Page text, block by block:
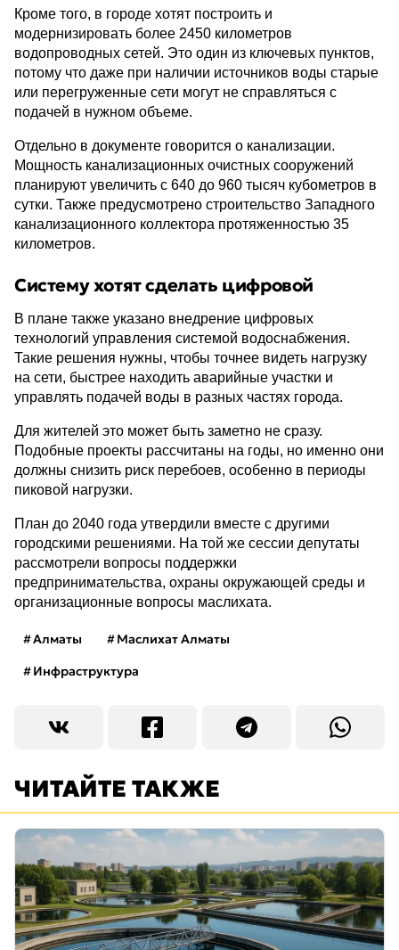
Кроме того, в городе хотят построить и
модернизировать более 2450 километров
водопроводных сетей. Это один из ключевых пунктов,
потому что даже при наличии источников воды старые
или перегруженные сети могут не справляться с
подачей в нужном объеме.
Отдельно в документе говорится о канализации.
Мощность канализационных очистных сооружений
планируют увеличить с 640 до 960 тысяч кубометров в
сутки. Также предусмотрено строительство Западного
канализационного коллектора протяженностью 35
километров.
Систему хотят сделать цифровой
В плане также указано внедрение цифровых
технологий управления системой водоснабжения.
Такие решения нужны, чтобы точнее видеть нагрузку
на сети, быстрее находить аварийные участки и
управлять подачей воды в разных частях города.
Для жителей это может быть заметно не сразу.
Подобные проекты рассчитаны на годы, но именно они
должны снизить риск перебоев, особенно в периоды
пиковой нагрузки.
План до 2040 года утвердили вместе с другими
городскими решениями. На той же сессии депутаты
рассмотрели вопросы поддержки
предпринимательства, охраны окружающей среды и
организационные вопросы маслихата.
Алматы
Маслихат Алматы
Инфраструктура
ЧИТАЙТЕ ТАКЖЕ